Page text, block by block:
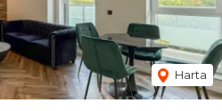
Harta